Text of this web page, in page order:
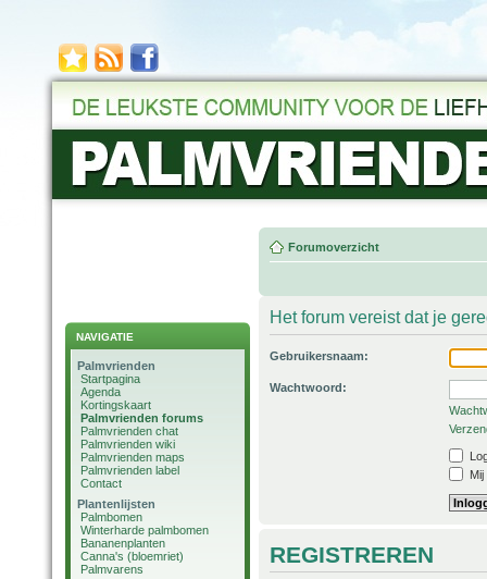
NAVIGATIE
Palmvrienden
Startpagina
Agenda
Kortingskaart
Palmvrienden forums
Palmvrienden chat
Palmvrienden wiki
Palmvrienden maps
Palmvrienden label
Contact
Plantenlijsten
Palmbomen
Winterharde palmbomen
Bananenplanten
Canna's (bloemriet)
Palmvarens
Forumoverzicht
Het forum vereist dat je
Gebruikersnaam:
Wachtwoord:
REGISTREREN